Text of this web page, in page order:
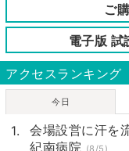
ご
電子版 試
アクセスランキング
今日
会場設営に汗
紀南病院 (8/5)